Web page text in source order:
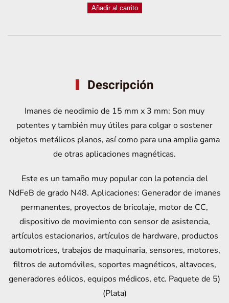
REDONDO
Añadir al carrito
Descripción
Imanes de neodimio de 15 mm x 3 mm: Son muy
potentes y también muy útiles para colgar o sostener
objetos metálicos planos, así como para una amplia gama
de otras aplicaciones magnéticas.
Este es un tamaño muy popular con la potencia del
NdFeB de grado N48. Aplicaciones: Generador de imanes
permanentes, proyectos de bricolaje, motor de CC,
dispositivo de movimiento con sensor de asistencia,
artículos estacionarios, artículos de hardware, productos
automotrices, trabajos de maquinaria, sensores, motores,
filtros de automóviles, soportes magnéticos, altavoces,
generadores eólicos, equipos médicos, etc. Paquete de 5)
(Plata)